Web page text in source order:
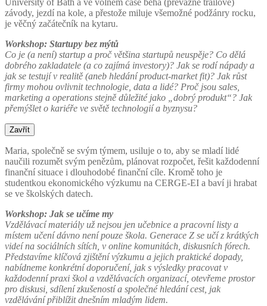
University of Bath a ve volném čase běhá (převážně trailové)
závody, jezdí na kole, a přestože miluje všemožné podžánry rocku,
je věčný začátečník na kytaru.
Workshop: Startupy bez mýtů
Co je (a není) startup a proč většina startupů neuspěje? Co dělá
dobrého zakladatele (a co zajímá investory)? Jak se rodí nápady a
jak se testují v realitě (aneb hledání product-market fit)? Jak růst
firmy mohou ovlivnit technologie, data a lidé? Proč jsou sales,
marketing a operations stejně důležité jako „dobrý produkt“? Jak
přemýšlet o kariéře ve světě technologií a byznysu?
Zavřít
Maria, společně se svým týmem, usiluje o to, aby se mladí lidé
naučili rozumět svým penězům, plánovat rozpočet, řešit každodenní
finanční situace i dlouhodobé finanční cíle. Kromě toho je
studentkou ekonomického výzkumu na CERGE-EI a baví ji hrabat
se ve školských datech.
Workshop: Jak se učíme my
Vzdělávací materiály už nejsou jen učebnice a pracovní listy a
místem učení dávno není pouze škola. Generace Z se učí z krátkých
videí na sociálních sítích, v online komunitách, diskusních fórech.
Představíme klíčová zjištění výzkumu a jejich praktické dopady,
nabídneme konkrétní doporučení, jak s výsledky pracovat v
každodenní praxi škol a vzdělávacích organizací, otevřeme prostor
pro diskusi, sdílení zkušeností a společné hledání cest, jak
vzdělávání přiblížit dnešním mladým lidem.